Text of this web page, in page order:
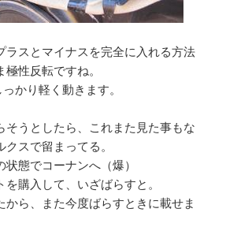
ラスとマイナスを完全に入れる方法
性反転ですね。
かり軽く動きます。
そうとしたら、これまた見た事もな
スで留まってる。
態でコーナンへ（爆）
購入して、いざばらすと。
から、また今度ばらすときに載せま